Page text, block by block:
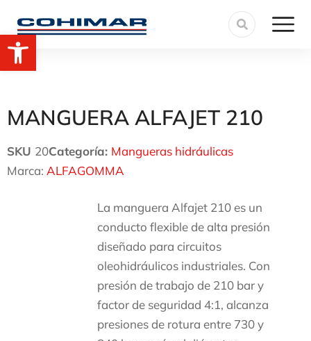
MANGUERA ALFAJET 210
SKU 20Categoría: Mangueras hidráulicas
Marca: ALFAGOMMA
La manguera Alfajet 210 es un
conducto flexible de alta presión
diseñado para circuitos
oleohidráulicos industriales. Con
presión de trabajo de 210 bar y
factor de seguridad 4:1, alcanza
presiones de rotura entre 730 y
Abrir barra de herramientas